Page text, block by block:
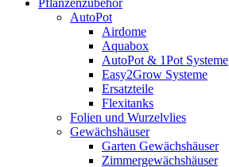
Pflanzenzubehör
AutoPot
Airdome
Aquabox
AutoPot & 1Pot Systeme
Easy2Grow Systeme
Ersatzteile
Flexitanks
Folien und Wurzelvlies
Gewächshäuser
Garten Gewächshäuser
Zimmergewächshäuser